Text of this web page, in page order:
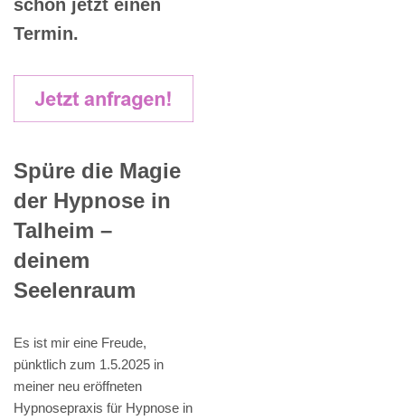
schon jetzt einen
Termin.
Spüre die Magie
der Hypnose in
Talheim –
deinem
Seelenraum
Es ist mir eine Freude,
pünktlich zum 1.5.2025 in
meiner neu eröffneten
Hypnosepraxis für Hypnose in